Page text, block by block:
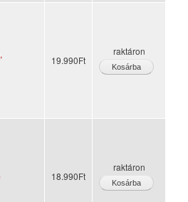
19.990Ft
raktáron
18.990Ft
raktáron